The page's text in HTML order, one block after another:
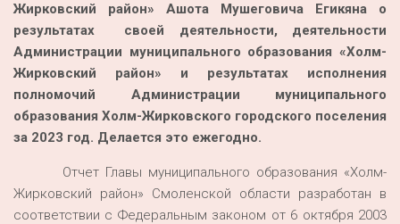
Жирковский район» Ашота Мушеговича Егикяна о
результатах своей деятельности, деятельности
Администрации муниципального образования «Холм-
Жирковский район» и результатах исполнения
полномочий Администрации муниципального
образования Холм-Жирковского городского поселения
за 2023 год. Делается это ежегодно.
Отчет Главы муниципального образования «Холм-
Жирковский район» Смоленской области разработан в
соответствии с Федеральным законом от 6 октября 2003